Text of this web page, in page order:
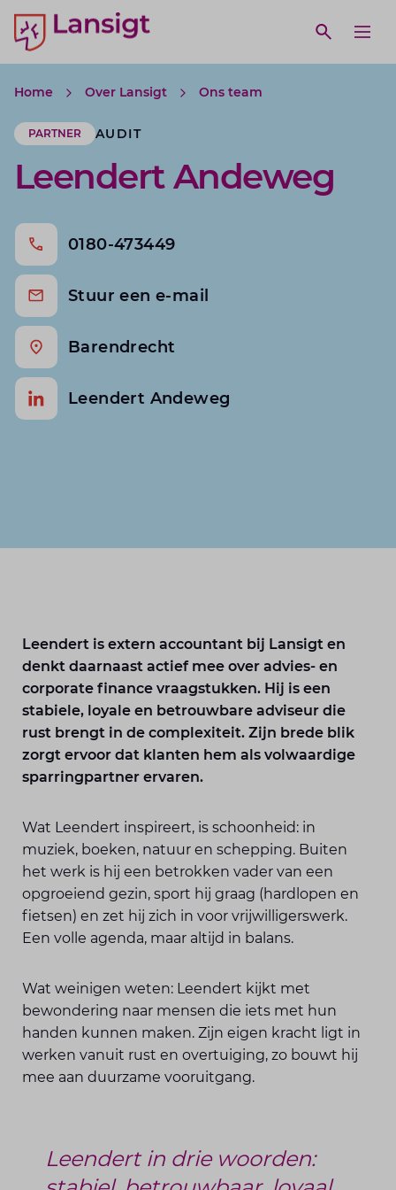
Lansigt Accountants logo
Open
search website
Home Over Lansigt Ons team
PARTNER AUDIT
Leendert Andeweg
0180-473449
Stuur een e-mail
Barendrecht
Leendert Andeweg
Leendert is extern accountant bij Lansigt en
denkt daarnaast actief mee over advies- en
corporate finance vraagstukken. Hij is een
stabiele, loyale en betrouwbare adviseur die
rust brengt in de complexiteit. Zijn brede blik
zorgt ervoor dat klanten hem als volwaardige
sparringpartner ervaren.
Wat Leendert inspireert, is schoonheid: in
muziek, boeken, natuur en schepping. Buiten
het werk is hij een betrokken vader van een
opgroeiend gezin, sport hij graag (hardlopen en
fietsen) en zet hij zich in voor vrijwilligerswerk.
Een volle agenda, maar altijd in balans.
Wat weinigen weten: Leendert kijkt met
bewondering naar mensen die iets met hun
handen kunnen maken. Zijn eigen kracht ligt in
werken vanuit rust en overtuiging, zo bouwt hij
mee aan duurzame vooruitgang.
Leendert in drie woorden: